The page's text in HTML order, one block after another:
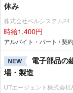
休み
株式会社ベルシステム24
時給1,400円
アルバイト・パート / 契
NEW
電子部品の
場・製造
UTエージェント株式会社